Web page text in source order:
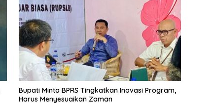
Bupati Minta BPRS Tingkatkan Inovasi Program,
Harus Menyesuaikan Zaman